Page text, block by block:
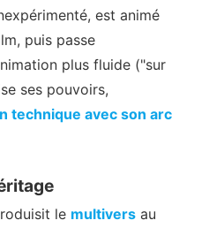
est animé
puis passe
plus fluide ("sur
ses pouvoirs,
technique avec son arc
le multivers au